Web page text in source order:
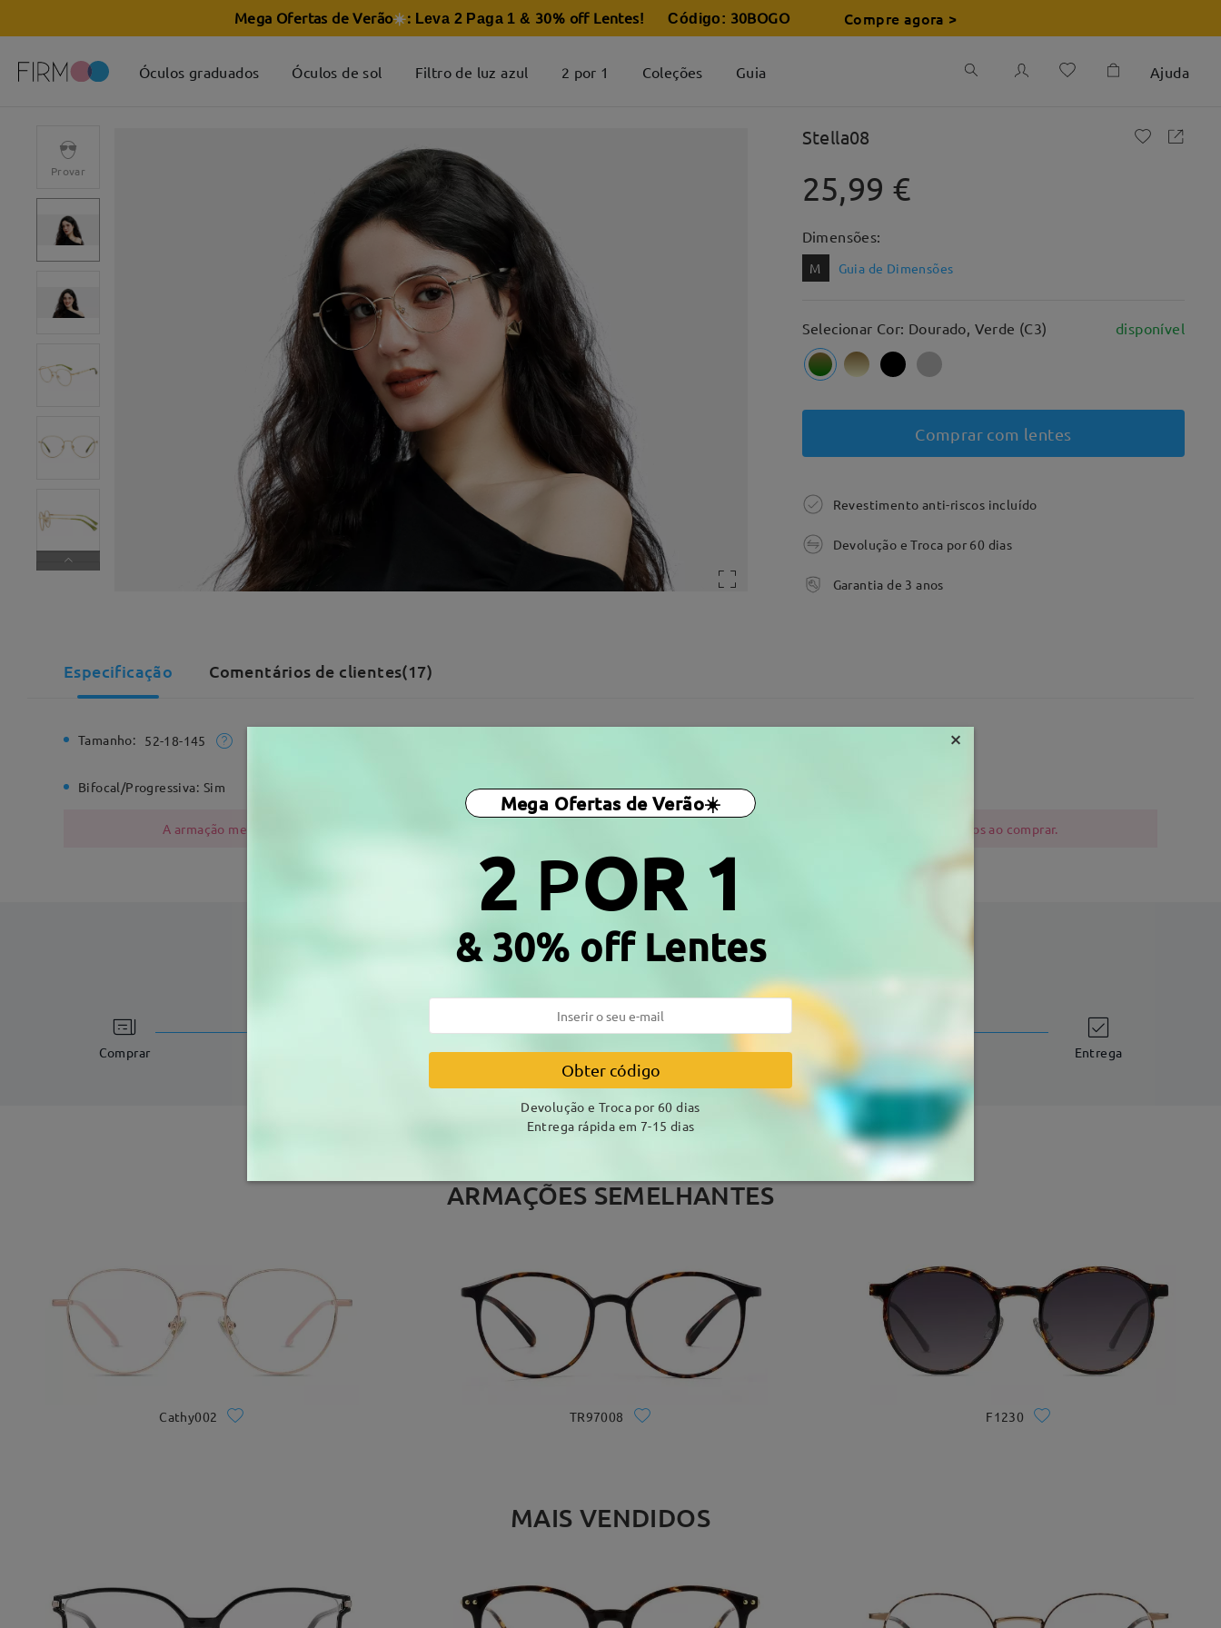
Mega Ofertas de Verão☀️: Leva 2 Paga 1 & 30% off Lentes! Código: 30BOGO Compre agora >
Óculos graduados Óculos de sol Filtro de luz azul 2 por 1 Coleções Guia Ajuda
Provar
Stella08
25,99 €
Dimensões:
M Guia de Dimensões
Selecionar Cor: Dourado, Verde (C3) disponível
Comprar com lentes
Revestimento anti-riscos incluído
Devolução e Troca por 60 dias
Garantia de 3 anos
Especificação Comentários de clientes(17)
Tamanho: 52-18-145 16g
Bifocal/Progressiva: Sim Não Material: Metal
A armação metálica contém níquel devido ao processo de produção. Os clientes com histórico de alergia ao níquel devem ser cautelosos ao comprar.
DELIVERY
Comprar Envio
tempo de envio
7-15 dias úteis Entrega
ARMAÇÕES SEMELHANTES
Cathy002 TR97008 F1230
MAIS VENDIDOS
×
Mega Ofertas de Verão☀️
2 POR 1
& 30% off Lentes
Obter código
Devolução e Troca por 60 dias
Entrega rápida em 7-15 dias